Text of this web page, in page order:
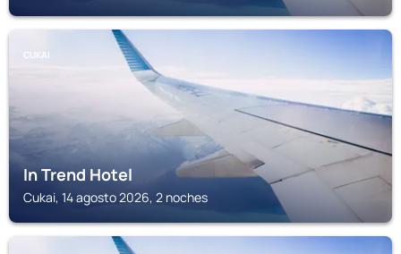
CUKAI
In Trend Hotel
Cukai, 14 agosto 2026, 2 noches